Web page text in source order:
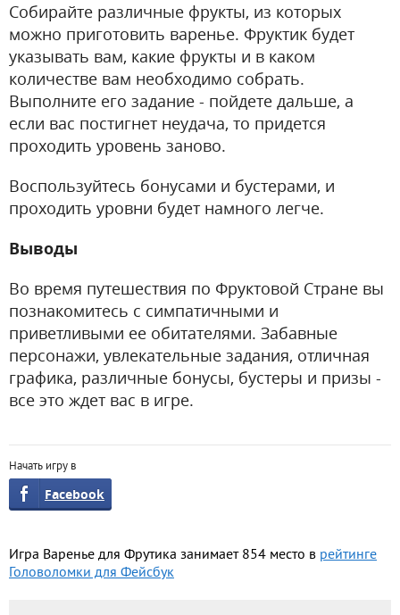
Собирайте различные фрукты, из которых
можно приготовить варенье. Фруктик будет
указывать вам, какие фрукты и в каком
количестве вам необходимо собрать.
Выполните его задание - пойдете дальше, а
если вас постигнет неудача, то придется
проходить уровень заново.
Воспользуйтесь бонусами и бустерами, и
проходить уровни будет намного легче.
Выводы
Во время путешествия по Фруктовой Стране вы
познакомитесь с симпатичными и
приветливыми ее обитателями. Забавные
персонажи, увлекательные задания, отличная
графика, различные бонусы, бустеры и призы -
все это ждет вас в игре.
Начать игру в
Facebook
Игра Варенье для Фрутика занимает 854 место в рейтинге
Головоломки для Фейсбук